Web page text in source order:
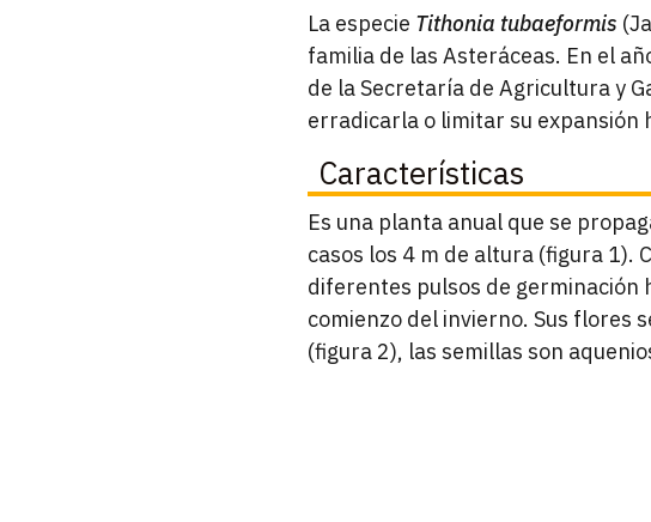
La especie Tithonia tubaeformis
familia de las Asteráceas. En el
de la Secretaría de Agricultura y
erradicarla o limitar su expansión
Características
Es una planta anual que se
casos los 4 m de altura (figura 1).
diferentes pulsos de germinación
comienzo del invierno. Sus flores
(figura 2), las semillas son